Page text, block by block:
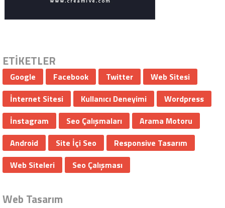
ETİKETLER
Google Facebook Twitter
Web Sitesi
İnternet Sitesi
Kullanıcı Deneyimi
Wordpress
İnstagram
Seo Çalışmaları
Arama Motoru
Android
Site İçi Seo
Responsive Tasarım
Web Siteleri
Seo Çalışması
Web Tasarım